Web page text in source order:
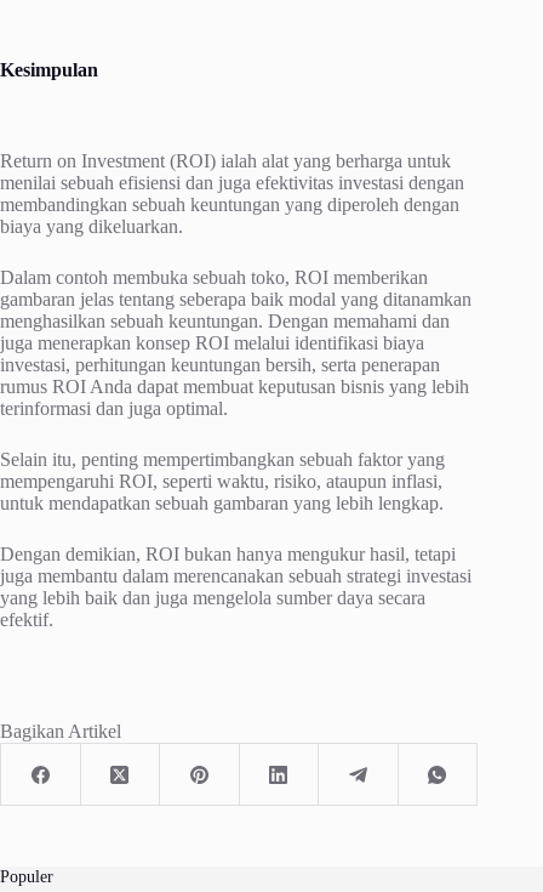
Kesimpulan
Return on Investment (ROI) ialah alat yang berharga untuk
menilai sebuah efisiensi dan juga efektivitas investasi dengan
membandingkan sebuah keuntungan yang diperoleh dengan
biaya yang dikeluarkan.
Dalam contoh membuka sebuah toko, ROI memberikan
gambaran jelas tentang seberapa baik modal yang ditanamkan
menghasilkan sebuah keuntungan. Dengan memahami dan
juga menerapkan konsep ROI melalui identifikasi biaya
investasi, perhitungan keuntungan bersih, serta penerapan
rumus ROI Anda dapat membuat keputusan bisnis yang lebih
terinformasi dan juga optimal.
Selain itu, penting mempertimbangkan sebuah faktor yang
mempengaruhi ROI, seperti waktu, risiko, ataupun inflasi,
untuk mendapatkan sebuah gambaran yang lebih lengkap.
Dengan demikian, ROI bukan hanya mengukur hasil, tetapi
juga membantu dalam merencanakan sebuah strategi investasi
yang lebih baik dan juga mengelola sumber daya secara
efektif.
Bagikan Artikel
Populer